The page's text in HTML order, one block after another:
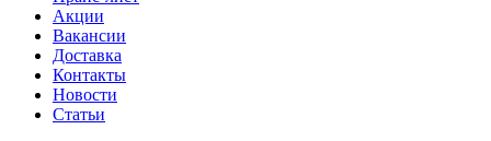
Акции
Вакансии
Доставка
Контакты
Новости
Статьи